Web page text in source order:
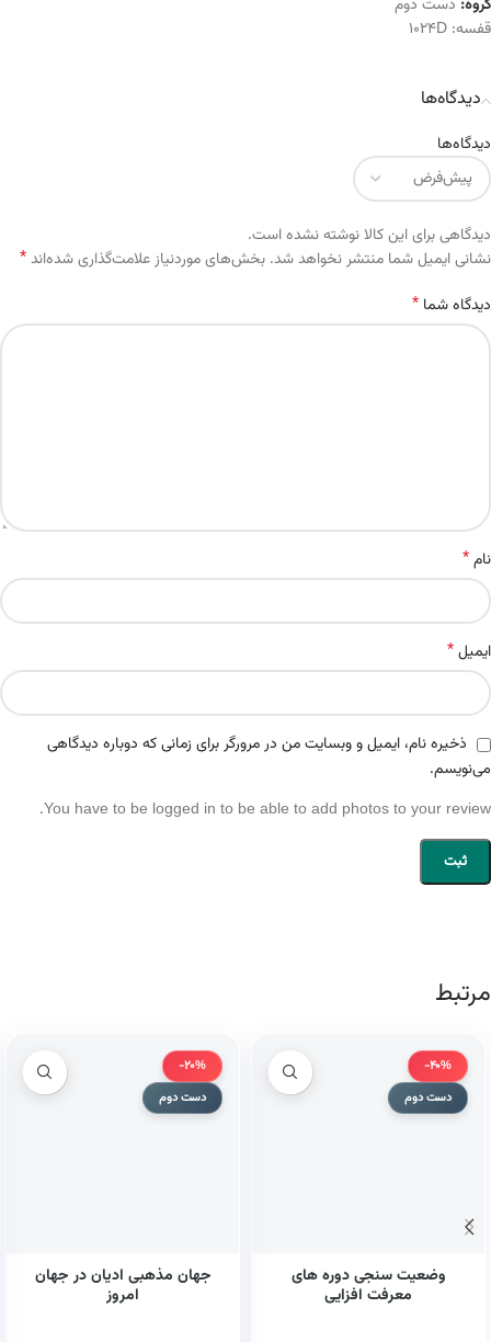
گروه: دست دوم
قفسه: 1024D
دیدگاه‌ها
دیدگاه‌ها
دیدگاهی برای این کالا نوشته نشده است.
نشانی ایمیل شما منتشر نخواهد شد. بخش‌های موردنیاز علامت‌گذاری شده‌اند*
دیدگاه شما *
نام*
ایمیل*
ذخیره نام، ایمیل و وبسایت من در مرورگر برای زمانی که دوباره دیدگاهی
می‌نویسم.
You have to be logged in to be able to add photos to your review.
Alternative:
مرتبط
-40%
دست دوم
وضعیت سنجی دوره های
معرفت افزایی
-20%
دست دوم
جهان مذهبی ادیان در جهان
امروز